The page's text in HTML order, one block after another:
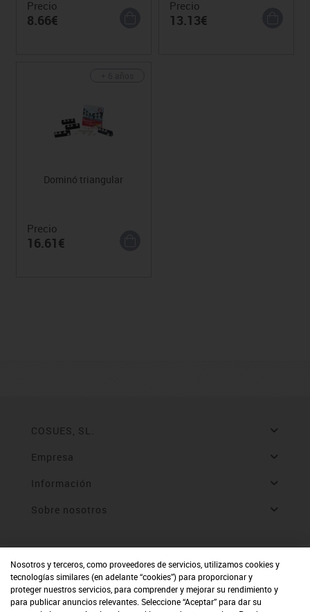
Precio
8.66€
Precio
13.13€
Dominó triangular
Precio
16.61€
COSUES, SL.
Empresa
Información
Sobre nosotros
Nosotros y terceros, como proveedores de servicios, utilizamos cookies y
tecnologías similares (en adelante “cookies”) para proporcionar y
proteger nuestros servicios, para comprender y mejorar su rendimiento y
para publicar anuncios relevantes. Seleccione “Aceptar” para dar su